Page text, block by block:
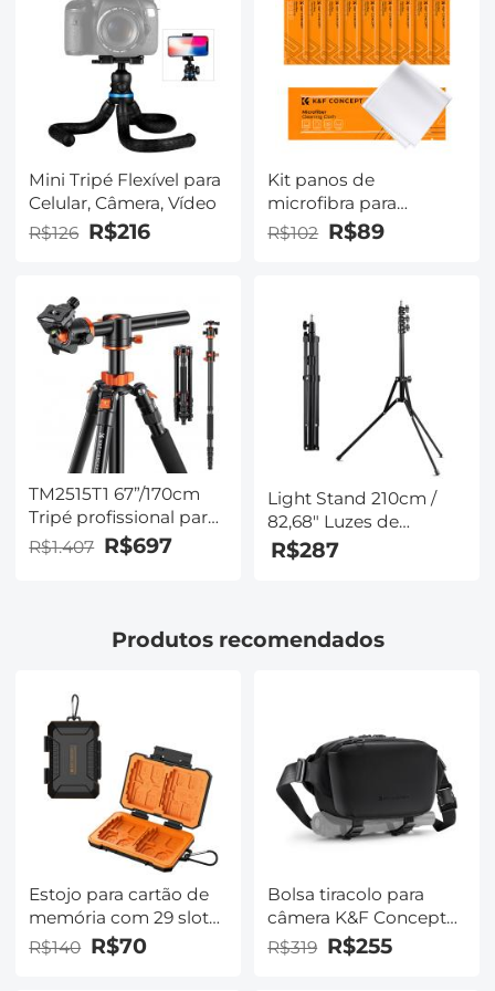
Sony A6000 A6400 A7II
A5100 A7 A7RIII
Mini Tripé Flexível para
Celular, Câmera, Vídeo
R$126 R$216
Kit panos de
microfibra para
limpeza de lentes
R$102 R$89
TM2515T1 67”/170cm
Tripé profissional para
serviço pesado com
monopé portátil
R$1.407 R$697
Light Stand 210cm /
82,68" Luzes de
fotografia com liga
luzes intermitentes e
R$287
Produtos recomendados
Estojo para cartão de
memória com 29 slots
Estojo para transporte
à prova d'água e à
R$140 R$70
Bolsa tiracolo para
câmera K&F Concept
Alpha 4L, bolsa de
ombro para fotografia,
R$319 R$255